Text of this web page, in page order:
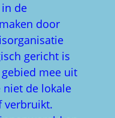
de
door
gericht is
mee uit
niet de lokale
verbruikt.